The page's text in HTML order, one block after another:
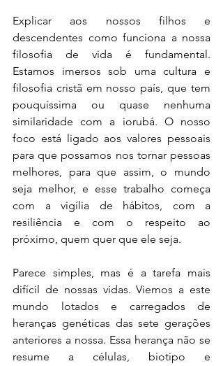
Explicar aos nossos filhos e
descendentes como funciona a nossa
filosofia de vida é fundamental.
Estamos imersos sob uma cultura e
filosofia cristã em nosso país, que tem
pouquíssima ou quase nenhuma
similaridade com a iorubá. O nosso
foco está ligado aos valores pessoais
para que possamos nos tornar pessoas
melhores, para que assim, o mundo
seja melhor, e esse trabalho começa
com a vigília de hábitos, com a
resiliência e com o respeito ao
próximo, quem quer que ele seja.
Parece simples, mas é a tarefa mais
difícil de nossas vidas. Viemos a este
mundo lotados e carregados de
heranças genéticas das sete gerações
anteriores a nossa. Essa herança não se
resume a células, biotipo e